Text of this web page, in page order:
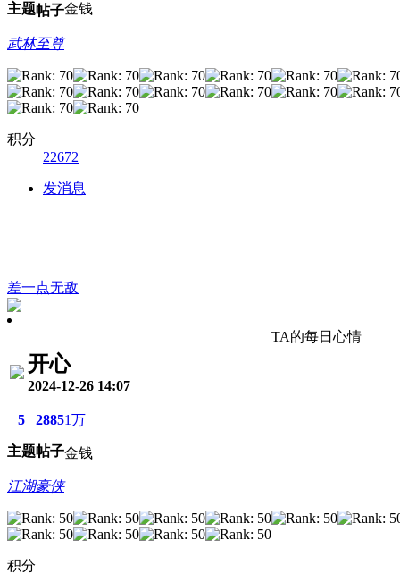
主题帖子金钱
武林至尊
积分
22672
发消息
差一点无敌
TA的每日心情
开心
2024-12-26 14:07
5
主题
2885
帖子
1万
金钱
江湖豪侠
积分